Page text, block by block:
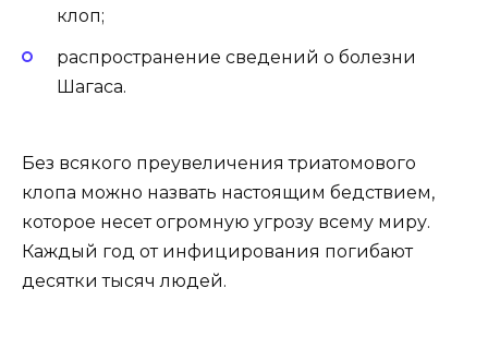
клоп;
распространение сведений о болезни
Шагаса.
Без всякого преувеличения триатомового
клопа можно назвать настоящим бедствием,
которое несет огромную угрозу всему миру.
Каждый год от инфицирования погибают
десятки тысяч людей.